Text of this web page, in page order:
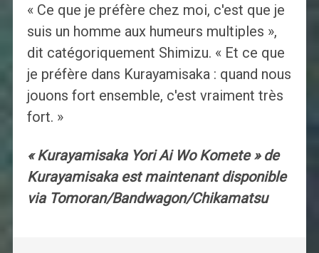
« Ce que je préfère chez moi, c'est que je
suis un homme aux humeurs multiples »,
dit catégoriquement Shimizu. « Et ce que
je préfère dans Kurayamisaka : quand nous
jouons fort ensemble, c'est vraiment très
fort. »
« Kurayamisaka Yori Ai Wo Komete » de
Kurayamisaka est maintenant disponible
via Tomoran/Bandwagon/Chikamatsu